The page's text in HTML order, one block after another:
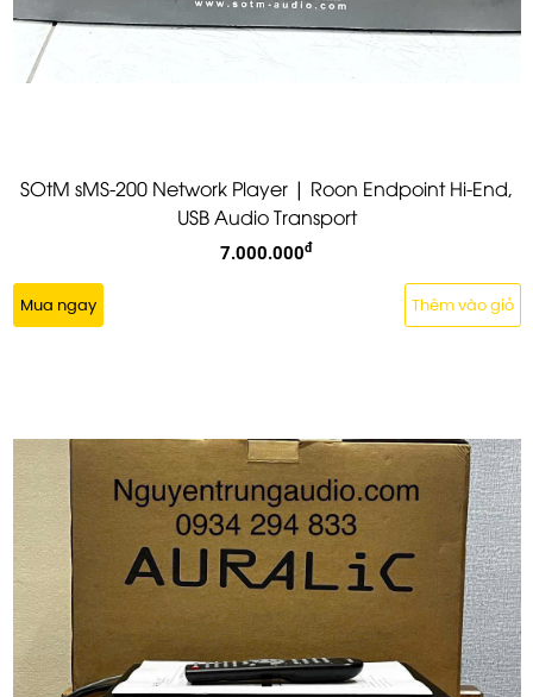
SOtM sMS-200 Network Player | Roon Endpoint Hi-End,
USB Audio Transport
7.000.000đ
Mua ngay Thêm vào giỏ